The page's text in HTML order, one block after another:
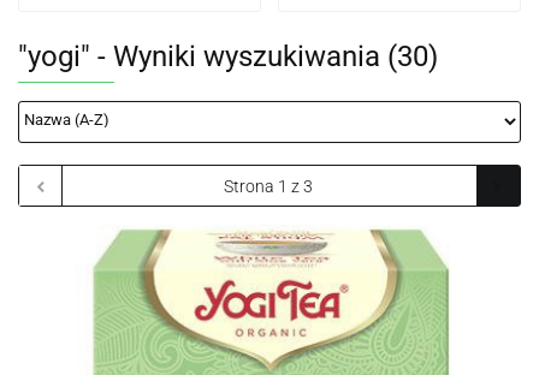
"yogi" - Wyniki wyszukiwania (30)